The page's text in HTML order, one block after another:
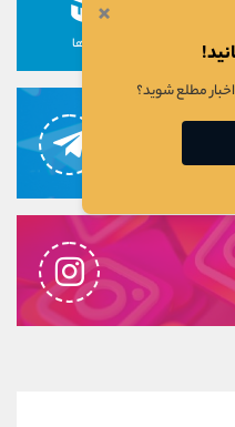
ها دوره ها
×
مطلع شوید؟